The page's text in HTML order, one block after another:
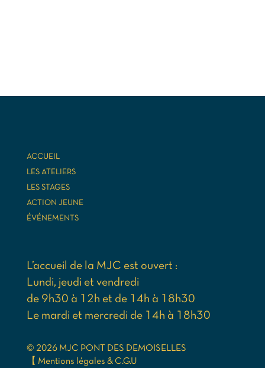
ACCUEIL
LES ATELIERS
LES STAGES
ACTION JEUNE
ÉVÉNEMENTS
L’accueil de la MJC est ouvert :
Lundi, jeudi et vendredi
de 9h30 à 12h et de 14h à 18h30
Le mardi et mercredi de 14h à 18h30
© 2026 MJC PONT DES DEMOISELLES
【 Mentions légales & C.G.U